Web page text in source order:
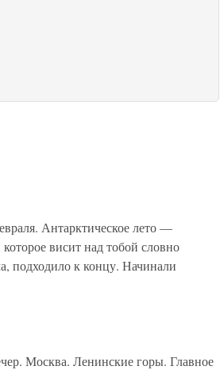
Антарктическое лето —
висит над тобой словно
подходило к концу. Начинали
Москва. Ленинские горы. Главное